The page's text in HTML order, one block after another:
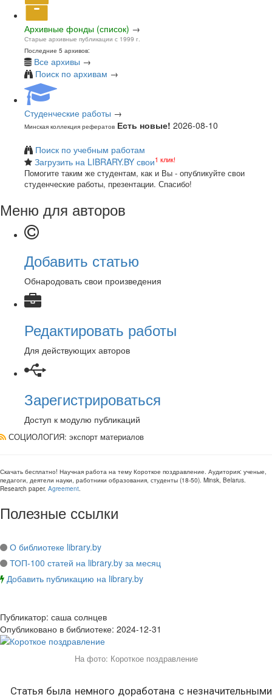
Архивные фонды (список) →
Старые архивные публикации с 1999 г.
Последние 5 архивов:
Все архивы →
Поиск по архивам →
Студенческие работы →
Минская коллекция рефератов Есть новые! 2026-08-10
Поиск по учебным работам
Загрузить на LIBRARY.BY свои1 клик!
Помогите таким же студентам, как и Вы - опубликуйте свои
студенческие работы, презентации. Спасибо!
Меню для авторов
Добавить статью
Обнародовать свои произведения
Редактировать работы
Для действующих авторов
Зарегистрироваться
Доступ к модулю публикаций
СОЦИОЛОГИЯ: экспорт материалов
Скачать бесплатно! Научная работа на тему Короткое поздравление. Аудитория: ученые,
педагоги, деятели науки, работники образования, студенты (18-50). Minsk, Belarus.
Research paper. Agreement.
Полезные ссылки
О библиотеке library.by
ТОП-100 статей на library.by за месяц
Добавить публикацию на library.by
Публикатор: саша солнцев
Опубликовано в библиотеке: 2024-12-31
На фото: Короткое поздравление
Статья была немного доработана с незначительными